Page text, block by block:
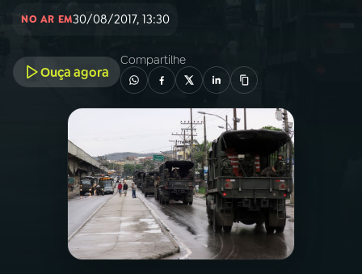
PROGRAMAS
PODCASTS
VIDEOCASTS
NO AR EM30/08/2017, 13:30
Ouça agora
Compartilhe